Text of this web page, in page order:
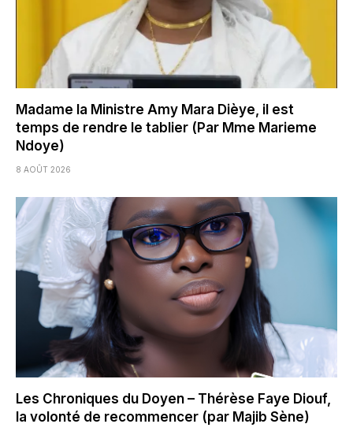
Madame la Ministre Amy Mara Dièye, il est
temps de rendre le tablier (Par Mme Marieme
Ndoye)
8 AOÛT 2026
Les Chroniques du Doyen – Thérèse Faye Diouf,
la volonté de recommencer (par Majib Sène)